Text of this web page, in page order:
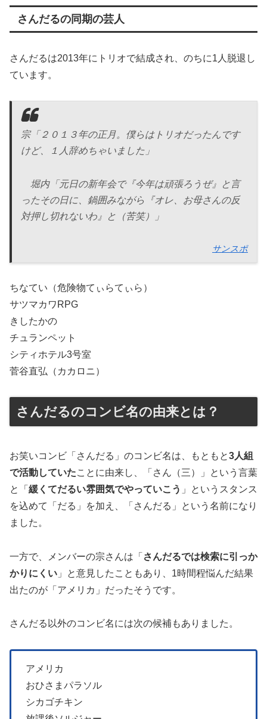
さんだるの同期の芸人
さんだるは2013年にトリオで結成され、のちに1人脱退し
ています。
宗「２０１３年の正月。僕らはトリオだったんです
けど、１人辞めちゃいました」
堀内「元日の新年会で『今年は頑張ろうぜ』と言
ったその日に、鍋囲みながら『オレ、お母さんの反
対押し切れないわ』と（苦笑）」
サンスポ
ちなてい（危険物てぃらてぃら）
サツマカワRPG
きしたかの
チュランペット
シティホテル3号室
菅谷直弘（カカロニ）
さんだるのコンビ名の由来とは？
お笑いコンビ「さんだる」のコンビ名は、もともと3人組
で活動していたことに由来し、「さん（三）」という言葉
と「 緩くてだるい雰囲気でやっていこう 」というスタンス
を込めて「だる」を加え、「さんだる」という名前になり
ました。
一方で、メンバーの宗さんは「 さんだるでは検索に引っか
かりにくい 」と意見したこともあり、1時間程悩んだ結果
出たのが「アメリカ」だったそうです。
さんだる以外のコンビ名には次の候補もありました。
アメリカ
おひさまパラソル
シカゴチキン